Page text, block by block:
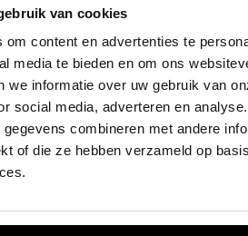
van cookies
om content en advertenties te
media te bieden en om ons
we informatie over uw gebruik van
social media, adverteren en
combineren met andere
of die ze hebben verzameld op